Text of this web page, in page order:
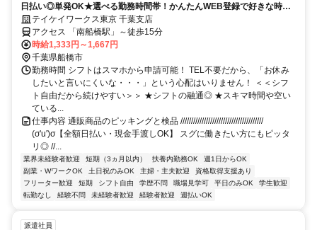
日払い◎単発OK★選べる勤務時間帯！かんたんWEB登録で好きな時に
働ける！扶養内やWワークにも♪
テイケイワークス東京 千葉支店
アクセス 「南船橋駅」～徒歩15分
時給1,333円～1,667円
千葉県船橋市
勤務時間 シフトはスマホから申請可能！ TEL不要だから、「お休み
したいと言いにくいな・・・」という心配はいりません！ ＜＜シフ
ト自由だから続けやすい＞＞ ★シフトの融通◎ ★スキマ時間や空い
ている...
仕事内容 通販商品のピッキングと検品 ///////////////////////////////////////
(σ'u')σ【全額日払い・現金手渡しOK】 スグに働きたい方にもピッタ
リ◎ //...
業界未経験者歓迎 短期（3ヵ月以内） 扶養内勤務OK
週1日からOK
副業・WワークOK
土日祝のみOK 主婦・主夫歓迎
資格取得支援あり
フリーター歓迎
短期 シフト自由 学歴不問 職場見学可 平日のみOK
学生歓迎
転勤なし
経験不問 未経験者歓迎 経験者歓迎 週払いOK
派遣社員